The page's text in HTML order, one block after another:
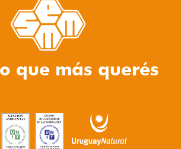
que más querés